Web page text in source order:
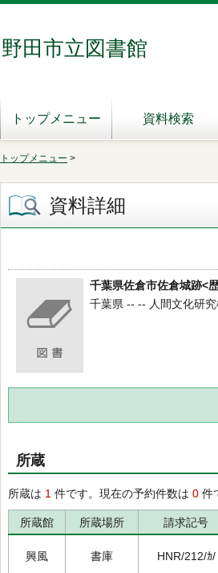
野田市立図書館
トップメニュー 資料検索
トップメニュー >
資料詳細
千葉県佐倉市佐倉城跡<
千葉県 -- -- 人間文化研
所蔵
所蔵は 1 件です。現在の予約件数は 0 件
所蔵館 所蔵場所 請求記号
興風 書庫 HNR/212/ｶ/